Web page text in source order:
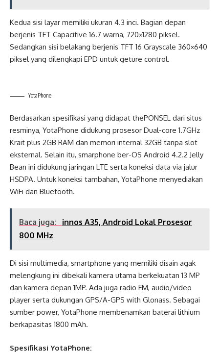
Kedua sisi layar memiliki ukuran 4.3 inci. Bagian depan
berjenis TFT Capacitive 16.7 warna, 720×1280 piksel.
Sedangkan sisi belakang berjenis TFT 16 Grayscale 360×640
piksel yang dilengkapi EPD untuk geture control.
YotaPhone
Berdasarkan spesifikasi yang didapat thePONSEL dari situs
resminya, YotaPhone didukung prosesor Dual-core 1.7GHz
Krait plus 2GB RAM dan memori internal 32GB tanpa slot
eksternal. Selain itu, smarphone ber-OS Android 4.2.2 Jelly
Bean ini didukung jaringan LTE serta koneksi data via jalur
HSDPA. Untuk koneksi tambahan, YotaPhone menyediakan
WiFi dan Bluetooth.
Baca juga:
innos A35, Android Lokal Prosesor
800 MHz
Di sisi multimedia, smartphone yang memiliki disain agak
melengkung ini dibekali kamera utama berkekuatan 13 MP
dan kamera depan 1MP. Ada juga radio FM, audio/video
player serta dukungan GPS/A-GPS with Glonass. Sebagai
sumber power, YotaPhone membenamkan baterai lithium
berkapasitas 1800 mAh.
Spesifikasi YotaPhone: